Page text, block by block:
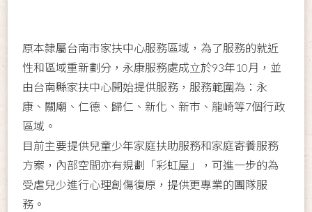
原本隸屬台南市家扶中心服務區域，為了服務的就近
性和區域重新劃分，永康服務處成立於93年10月，並
由台南縣家扶中心開始提供服務，服務範圍為：永
康、關廟、仁德、歸仁、新化、新市、龍崎等7個行政
區域。
目前主要提供兒童少年家庭扶助服務和家庭寄養服務
方案，內部空間亦有規劃「彩虹屋」，可進一步的為
受虐兒少進行心理創傷復原，提供更專業的團隊服
務。